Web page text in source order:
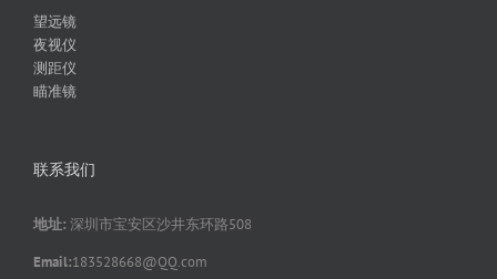
望远镜
夜视仪
测距仪
瞄准镜
联系我们
地址: 深圳市宝安区沙井东环路508
Email:183528668@QQ.com